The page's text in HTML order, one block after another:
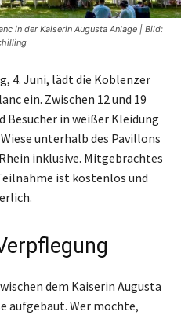
in der Kaiserin Augusta Anlage | Bild:
4. Juni, lädt die Koblenzer
ein. Zwischen 12 und 19
Besucher in weißer Kleidung
unterhalb des Pavillons
inklusive. Mitgebrachtes
ist kostenlos und
dem Kaiserin Augusta
aufgebaut. Wer möchte,